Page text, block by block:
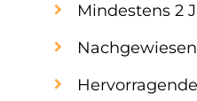
Mindestens 2